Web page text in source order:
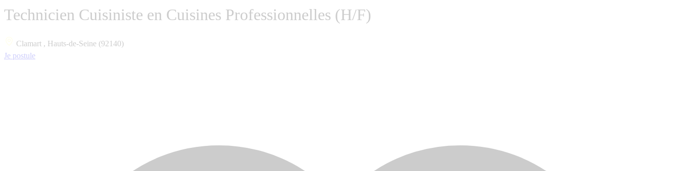
Technicien Cuisiniste en Cuisines Professionnelles (H/F)
Clamart , Hauts-de-Seine (92140)
Je postule